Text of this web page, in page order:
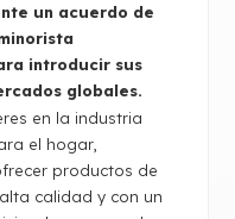
un acuerdo de
introducir sus
globales.
en la industria
el hogar,
productos de
calidad y con un